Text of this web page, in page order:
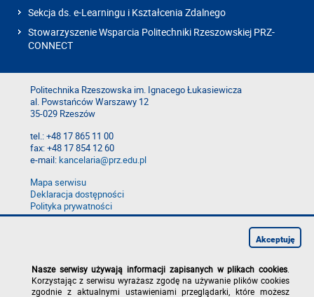
Sekcja ds. e-Learningu i Kształcenia Zdalnego
Stowarzyszenie Wsparcia Politechniki Rzeszowskiej PRZ-
CONNECT
Politechnika Rzeszowska im. Ignacego Łukasiewicza
al. Powstańców Warszawy 12
35-029 Rzeszów
tel.: +48 17 865 11 00
fax: +48 17 854 12 60
e-mail:kancelaria@prz.edu.pl
Mapa serwisu
Deklaracja dostępności
Polityka prywatności
Zgłoś błąd na stronie
Nasze serwisy używają informacji zapisanych w plikach cookies
Korzystając z serwisu wyrażasz zgodę na używanie plików cookies
zgodnie z aktualnymi ustawieniami przeglądarki, które możesz
Akceptuję